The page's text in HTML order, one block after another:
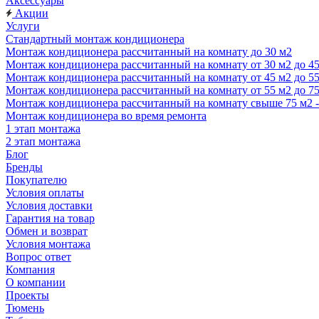
Акции
Услуги
Стандартный монтаж кондиционера
Монтаж кондиционера рассчитанный на комнату до 30 м2
Монтаж кондиционера рассчитанный на комнату от 30 м2 до
Монтаж кондиционера рассчитанный на комнату от 45 м2 до
Монтаж кондиционера рассчитанный на комнату от 55 м2 до
Монтаж кондиционера рассчитанный на комнату свыше 75 м2
Монтаж кондиционера во время ремонта
1 этап монтажа
2 этап монтажа
Блог
Бренды
Покупателю
Условия оплаты
Условия доставки
Гарантия на товар
Обмен и возврат
Условия монтажа
Вопрос ответ
Компания
О компании
Проекты
Тюмень